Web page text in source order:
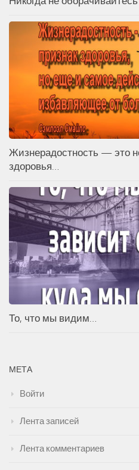
Жизнерадостность — это
здоровья…
То, что мы видим…
МЕТА
Войти
Лента записей
Лента комментариев